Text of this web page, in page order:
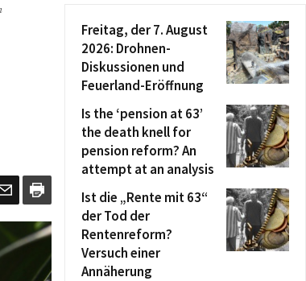
Freitag, der 7. August
2026: Drohnen-
Diskussionen und
Feuerland-Eröffnung
Is the ‘pension at 63’
the death knell for
pension reform? An
attempt at an analysis
Ist die „Rente mit 63“
der Tod der
Rentenreform?
Versuch einer
Annäherung